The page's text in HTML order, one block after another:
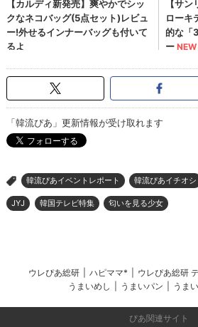
「韓流ぴあ」更新情報が受け取れます
> 韓流ぴあイベントレポート 韓流ぴあイチオシ
JYJ 韓国テレビ特集 匂いを見る少女
ウレぴあ総研 ハピママ* ウレぴあ総研
うまいめし
うまいパン うま
ぴあ関連サイト